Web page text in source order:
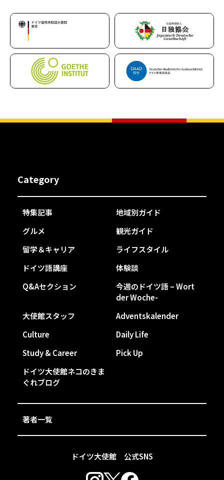
ドイツ大使館 公式SNS
Category
特集記事
地域別ガイド
グルメ
観光ガイド
留学＆キャリア
ライフスタイル
ドイツ語講座
体験談
Q&Aセクション
今週のドイツ語 – Wort
der Woche-
大使館スタッフ
Adventskalender
Culture
Daily Life
Study & Career
Pick Up
ドイツ大使館ネコのきま
ぐれブログ
著者一覧